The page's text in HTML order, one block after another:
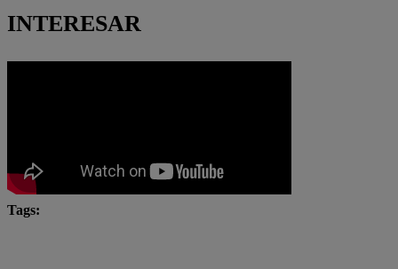
INTERESAR
Tags: